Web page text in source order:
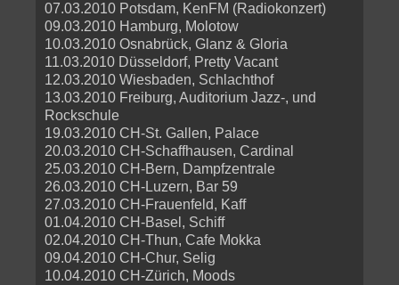
07.03.2010 Potsdam, KenFM (Radiokonzert)
09.03.2010 Hamburg, Molotow
10.03.2010 Osnabrück, Glanz & Gloria
11.03.2010 Düsseldorf, Pretty Vacant
12.03.2010 Wiesbaden, Schlachthof
13.03.2010 Freiburg, Auditorium Jazz-, und
Rockschule
19.03.2010 CH-St. Gallen, Palace
20.03.2010 CH-Schaffhausen, Cardinal
25.03.2010 CH-Bern, Dampfzentrale
26.03.2010 CH-Luzern, Bar 59
27.03.2010 CH-Frauenfeld, Kaff
01.04.2010 CH-Basel, Schiff
02.04.2010 CH-Thun, Cafe Mokka
09.04.2010 CH-Chur, Selig
10.04.2010 CH-Zürich, Moods